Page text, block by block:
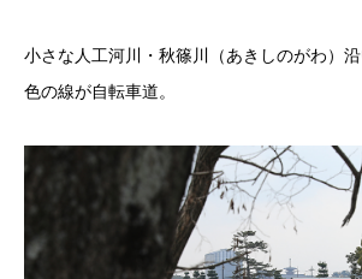
小さな人工河川・秋篠川（あきしのがわ）
色の線が自転車道。